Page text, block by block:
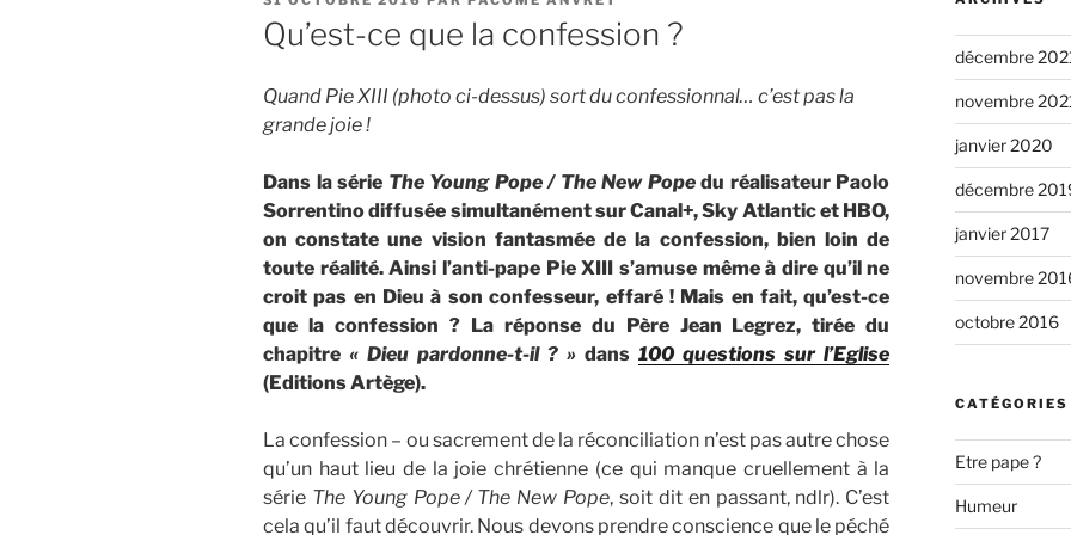
LE
Qu’est-ce que la confession ?
Quand Pie XIII (photo ci-dessus) sort du confessionnal… c’est pas la
grande joie !
Dans la série The Young Pope / The New Popedu réalisateur Paolo
Sorrentino diffusée simultanément sur Canal+, Sky Atlantic et HBO,
on constate une vision fantasmée de la confession, bien loin de
toute réalité. Ainsi l’anti-pape Pie XIII s’amuse même à dire qu’il ne
croit pas en Dieu à son confesseur, effaré ! Mais en fait, qu’est-ce
que la confession ? La réponse du Père Jean Legrez, tirée du
chapitre« Dieu pardonne-t-il ? » dans100 questions sur l’Eglise
(Editions Artège).
La confession – ou sacrement de la réconciliation n’est pas autre chose
qu’un haut lieu de la joie chrétienne (ce qui manque cruellement à la
série The Young Pope / The New Pope, soit dit en passant, ndlr). C’est
cela qu’il faut découvrir. Nous devons prendre conscience que le péché
décembre
novembre
janvier 2020
décembre
janvier 2017
novembre
octobre 2016
CATÉGORIES
Etre pape ?
Humeur